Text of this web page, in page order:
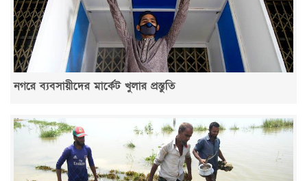
নগরে ব্যবসায়ীদের মার্কেট খুলার প্রস্তুতি